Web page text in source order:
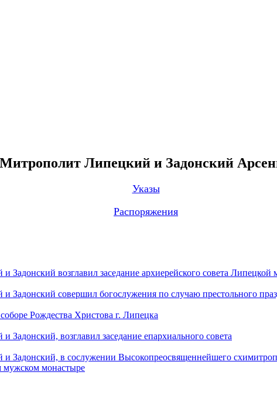
Митрополит Липецкий и Задонский
Указы
Распоряжения
возглавил заседание архиерейского совета Липецкой
совершил богослужения по случаю престольного
Рождества Христова г. Липецка
возглавил заседание епархиального совета
Задонский, в сослужении Высокопреосвященнейшего
мужском монастыре